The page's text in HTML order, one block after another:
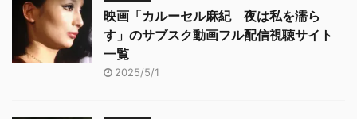
映画「カルーセル麻紀 夜は私を濡ら
す」のサブスク動画フル配信視聴サイト
一覧
2025/5/1